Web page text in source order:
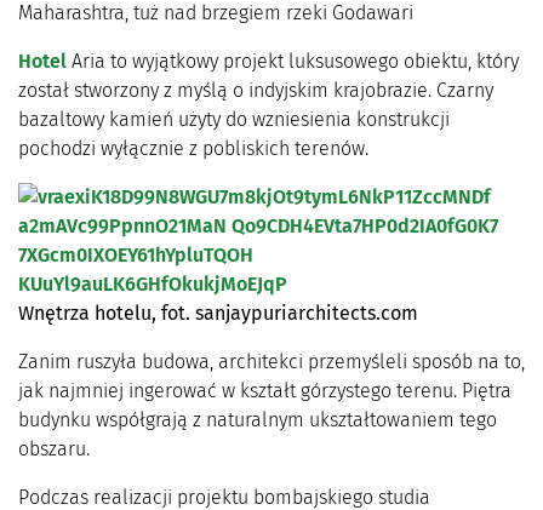
Maharashtra, tuż nad brzegiem rzeki Godawari
Hotel Aria to wyjątkowy projekt luksusowego obiektu, który
został stworzony z myślą o indyjskim krajobrazie. Czarny
bazaltowy kamień użyty do wzniesienia konstrukcji
pochodzi wyłącznie z pobliskich terenów.
Wnętrza hotelu, fot. sanjaypuriarchitects.com
Zanim ruszyła budowa, architekci przemyśleli sposób na to,
jak najmniej ingerować w kształt górzystego terenu. Piętra
budynku współgrają z naturalnym ukształtowaniem tego
obszaru.
Podczas realizacji projektu bombajskiego studia